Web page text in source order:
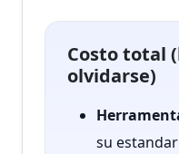
Costo total
olvidarse)
su